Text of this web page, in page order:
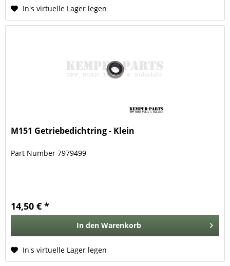
In's virtuelle Lager legen
M151 Getriebedichtring - Klein
Part Number 7979499
14,50 € *
In den Warenkorb
In's virtuelle Lager legen